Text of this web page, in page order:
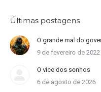
Últimas postagens
O grande mal do
9 de fevereiro de 2022
O vice dos sonhos
6 de agosto de 2026